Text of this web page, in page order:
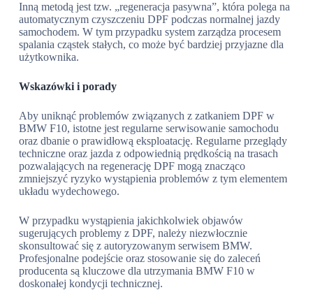
Inną metodą jest tzw. „regeneracja pasywna”, która polega na
automatycznym czyszczeniu DPF podczas normalnej jazdy
samochodem. W tym przypadku system zarządza procesem
spalania cząstek stałych, co może być bardziej przyjazne dla
użytkownika.
Wskazówki i porady
Aby uniknąć problemów związanych z zatkaniem DPF w
BMW F10, istotne jest regularne serwisowanie samochodu
oraz dbanie o prawidłową eksploatację. Regularne przeglądy
techniczne oraz jazda z odpowiednią prędkością na trasach
pozwalających na regenerację DPF mogą znacząco
zmniejszyć ryzyko wystąpienia problemów z tym elementem
układu wydechowego.
W przypadku wystąpienia jakichkolwiek objawów
sugerujących problemy z DPF, należy niezwłocznie
skonsultować się z autoryzowanym serwisem BMW.
Profesjonalne podejście oraz stosowanie się do zaleceń
producenta są kluczowe dla utrzymania BMW F10 w
doskonałej kondycji technicznej.